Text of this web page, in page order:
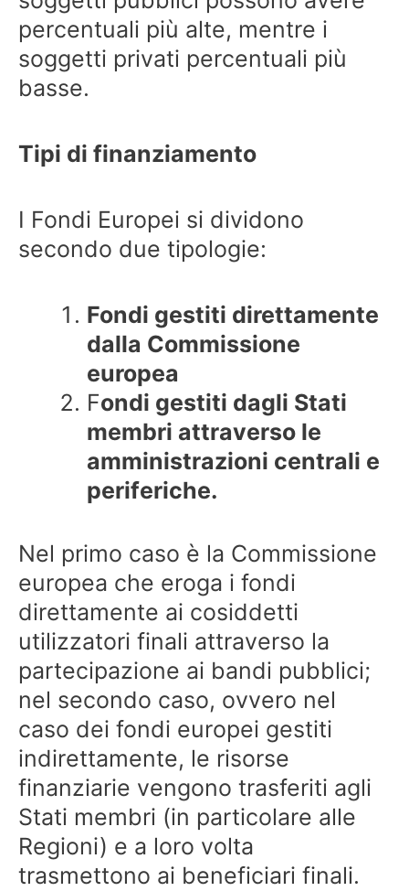
percentuali più alte, mentre i
soggetti privati percentuali più
basse.
Tipi di finanziamento
I Fondi Europei si dividono
secondo due tipologie:
Fondi gestiti direttamente
dalla Commissione
europea
Fondi gestiti dagli Stati
membri attraverso le
amministrazioni centrali e
periferiche.
Nel primo caso è la Commissione
europea che eroga i fondi
direttamente ai cosiddetti
utilizzatori finali attraverso la
partecipazione ai bandi pubblici;
nel secondo caso, ovvero nel
caso dei fondi europei gestiti
indirettamente, le risorse
finanziarie vengono trasferiti agli
Stati membri (in particolare alle
Regioni) e a loro volta
trasmettono ai beneficiari finali.